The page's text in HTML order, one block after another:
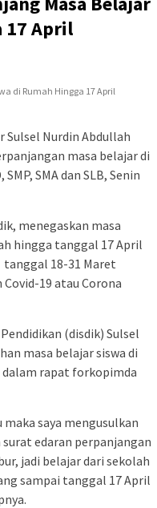
17 April
Sulsel Nurdin Abdullah
masa belajar di
SMA dan SLB, Senin
menegaskan masa
hingga tanggal 17 April
18-31 Maret
19 atau Corona
(disdik) Sulsel
masa belajar siswa di
dalam rapat forkopimda
saya mengusulkan
edaran perpanjangan
jadi belajar dari sekolah
sampai tanggal 17 April